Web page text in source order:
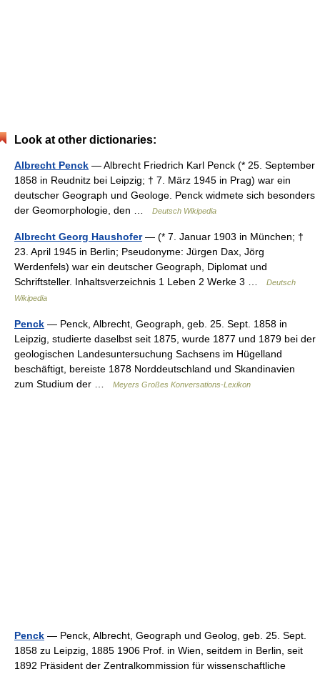
Look at other dictionaries:
Albrecht Penck — Albrecht Friedrich Karl Penck (* 25. September
1858 in Reudnitz bei Leipzig; † 7. März 1945 in Prag) war ein
deutscher Geograph und Geologe. Penck widmete sich besonders
der Geomorphologie, den …
Deutsch Wikipedia
Albrecht Georg Haushofer— (* 7. Januar 1903 in München; †
23. April 1945 in Berlin; Pseudonyme: Jürgen Dax, Jörg
Werdenfels) war ein deutscher Geograph, Diplomat und
Schriftsteller. Inhaltsverzeichnis 1 Leben 2 Werke 3 …
Deutsch
Wikipedia
Penck — Penck, Albrecht, Geograph, geb. 25. Sept. 1858 in
Leipzig, studierte daselbst seit 1875, wurde 1877 und 1879 bei der
geologischen Landesuntersuchung Sachsens im Hügelland
beschäftigt, bereiste 1878 Norddeutschland und Skandinavien
zum Studium der …
Meyers Großes Konversations-Lexikon
Penck — Penck, Albrecht, Geograph und Geolog, geb. 25. Sept.
1858 zu Leipzig, 1885 1906 Prof. in Wien, seitdem in Berlin, seit
1892 Präsident der Zentralkommission für wissenschaftliche